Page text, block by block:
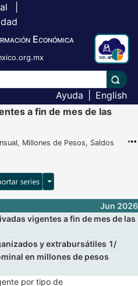
Económica
Ayuda
English
a fin de mes de las
Millones de Pesos, Saldos
exportar cuadroOpciones para exportar
series
Jun 2026
vigentes a fin de mes de las
y extrabursátiles 1/
Saldos a valor nominal en
en millones de pesos
por tipo de